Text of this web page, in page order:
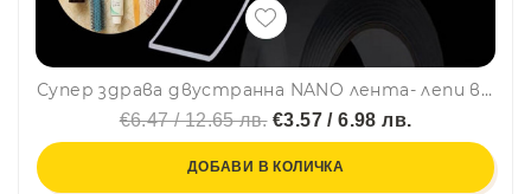
Супер здрава двустранна NANO лента- лепи всичко и навсякъде, прозрачна, Double sided NANO tape, 3 метра, декор25, BF22, нано лента
€6.47 / 12.65 лв.€3.57 / 6.98 лв.
ДОБАВИ В КОЛИЧКА